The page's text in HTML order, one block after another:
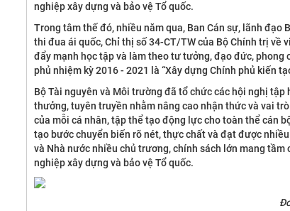
nghiệp xây dựng và bảo vệ Tổ quốc.
Trong tâm thế đó, nhiều năm qua, Ban Cán sự, lãnh
thi đua ái quốc, Chỉ thị số 34-CT/TW của Bộ Chính trị
đẩy mạnh học tập và làm theo tư tưởng, đạo đức, phong
phủ nhiệm kỳ 2016 - 2021 là “Xây dựng Chính phủ kiến
Bộ Tài nguyên và Môi trường đã tổ chức các hội nghị
thưởng, tuyên truyền nhằm nâng cao nhận thức và vai
của mỗi cá nhân, tập thể tạo động lực cho toàn thể cán
tạo bước chuyển biến rõ nét, thực chất và đạt được
và Nhà nước nhiều chủ trương, chính sách lớn mang
nghiệp xây dựng và bảo vệ Tổ quốc.